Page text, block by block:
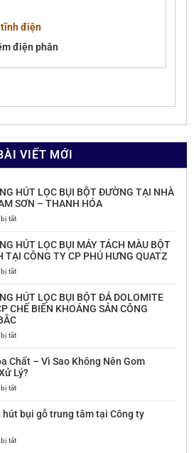
điện
điện phân
VIẾT MỚI
HÚT LỌC BỤI BỘT ĐƯỜNG TẠI NHÀ
SƠN – THANH HÓA
tắtở
HỆ
THỐNG
HÚT
BỤI
BỘT
ĐƯỜNG
TẠI
NHÀ
ĐƯỜNG
LAM
SƠN
–
HÓA
HÚT LỌC BỤI MÁY TÁCH MÀU BỘT
TẠI CÔNG TY CP PHÚ HƯNG QUATZ
tắtở
HỆ
THỐNG
HÚT
LỌC
MÁY
TÁCH
MÀU
BỘT
THẠCH
ANH
CÔNG
HÚT LỌC BỤI BỘT ĐÁ DOLOMITE
CHẾ BIẾN KHOÁNG SẢN CÔNG
tắtở
ÁN
HỆ
THỐNG
HÚT
BỤI
BỘT
DOLOMITE
Chất – Vì Sao Không Nên Gom
Lý?
tắtở
Là
Khí
Chất
hút bụi gỗ trung tâm tại Công ty
tắtở